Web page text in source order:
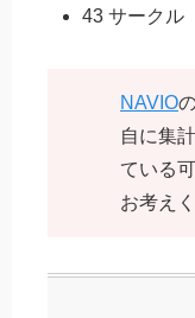
43 サークル
NAVIO
自に集
ている
お考え